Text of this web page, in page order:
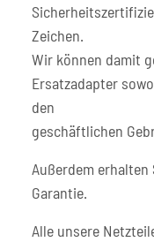
Zeichen.
Wir können damit
Ersatzadapter
den
geschäftlichen
Außerdem erhalten
Garantie.
Alle unsere